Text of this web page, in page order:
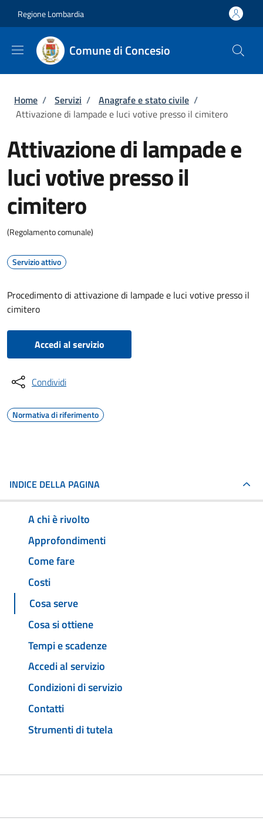
Regione Lombardia
Comune di Concesio
Briciole di pane
Home / Servizi / Anagrafe e stato civile /
Attivazione di lampade e luci votive presso il cimitero
Attivazione di lampade e
luci votive presso il
cimitero
(Regolamento comunale)
Servizio attivo
Procedimento di attivazione di lampade e luci votive presso il
cimitero
Accedi al servizio
Condividi
Normativa di riferimento
INDICE DELLA PAGINA
A chi è rivolto
Approfondimenti
Come fare
Costi
Cosa serve
Cosa si ottiene
Tempi e scadenze
Accedi al servizio
Condizioni di servizio
Contatti
Strumenti di tutela